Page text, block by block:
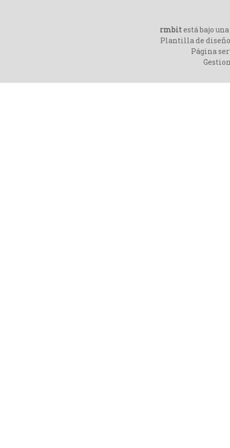
rmbitestá bajo una
Plantilla de
Página